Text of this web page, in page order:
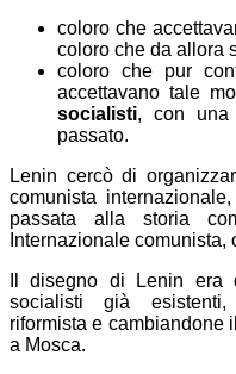
coloro che
coloro che da allora
coloro che pur
accettavano tale
socialisti, con una
passato.
Lenin cercò di
comunista
passata alla storia
Internazionale comunista,
Il disegno di Lenin era
socialisti già
riformista e cambiandone
a Mosca.